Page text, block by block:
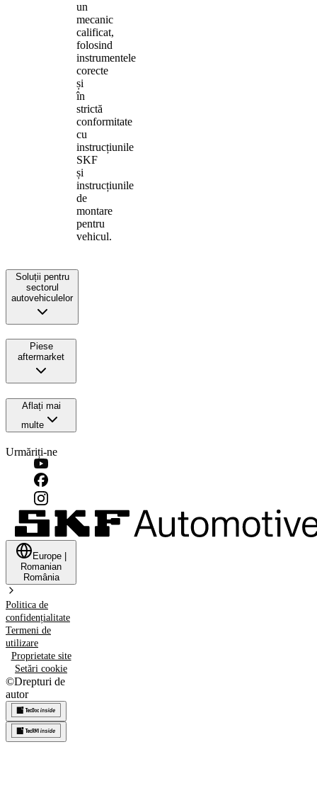
un
mecanic
calificat,
folosind
instrumentele
corecte
și
în
strictă
conformitate
cu
instrucțiunile
SKF
și
instrucțiunile
de
montare
pentru
vehicul.
Soluții pentru
sectorul
autovehiculelor
Piese
aftermarket
Aflați mai
multe
Urmăriți-ne
Europe
Romanian
România
Politica de
confidențialitate
Termeni de
utilizare
Proprietate site
Setări cookie
©Drepturi de
autor